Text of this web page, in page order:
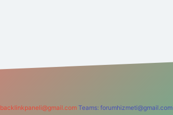
backlinkpaneli@gmail.com Teams: forumhizmeti@gmail.com